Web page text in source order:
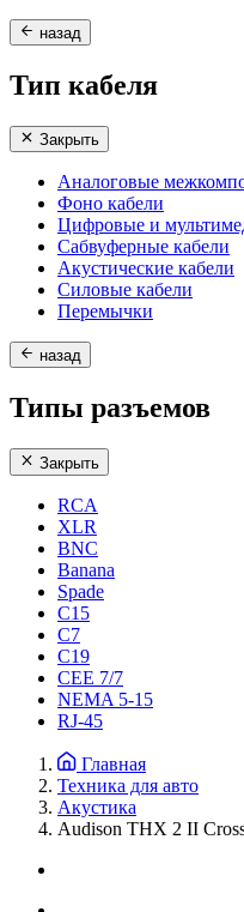
назад
Тип кабеля
Закрыть
Аналоговые
Фоно кабели
Цифровые и
Сабвуферные кабели
Акустические кабели
Силовые кабели
Перемычки
назад
Типы разъемов
Закрыть
RCA
XLR
BNC
Banana
Spade
C15
С7
C19
CEE 7/7
NEMA 5-15
RJ-45
Главная
Техника для авто
Акустика
Audison THX 2 II